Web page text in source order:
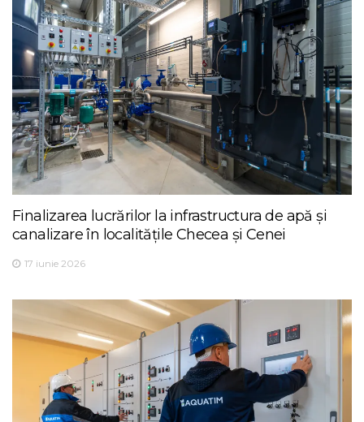
Finalizarea lucrărilor la infrastructura de apă și
canalizare în localitățile Checea și Cenei
17 iunie 2026